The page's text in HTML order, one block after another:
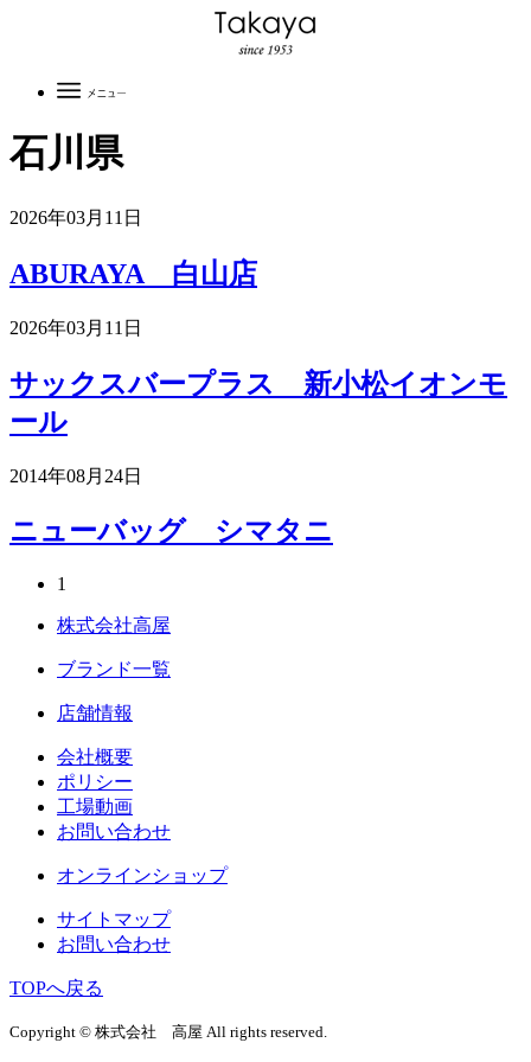
石川県
2026年03月11日
ABURAYA 白山店
2026年03月11日
サックスバープラス 新小松イオンモ
ール
2014年08月24日
ニューバッグ シマタニ
1
株式会社高屋
ブランド一覧
店舗情報
会社概要
ポリシー
工場動画
お問い合わせ
オンラインショップ
サイトマップ
お問い合わせ
TOPへ戻る
Copyright © 株式会社 高屋 All rights reserved.